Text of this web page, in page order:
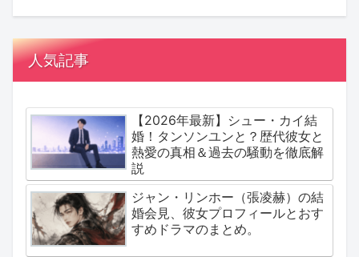
人気記事
【2026年最新】シュー・カイ結
婚！タンソンユンと？歴代彼女と
熱愛の真相＆過去の騒動を徹底解
説
ジャン・リンホー（張凌赫）の結
婚会見、彼女プロフィールとおす
すめドラマのまとめ。